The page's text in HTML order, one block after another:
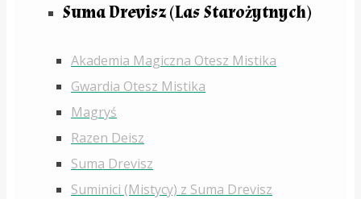
Suma Drevisz (Las Starożytnych)
Akademia Magiczna Otesz Mistika
Gwardia Otesz Mistika
Magryś
Razen Deisz
Suma Drevisz
Suminici (Mistycy) z Suma Drevisz